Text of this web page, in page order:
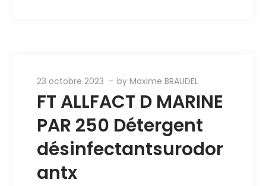
23 octobre 2023 byMaxime BRAUDEL
FT ALLFACT D MARINE
PAR 250 Détergent
désinfectantsurodor
antx